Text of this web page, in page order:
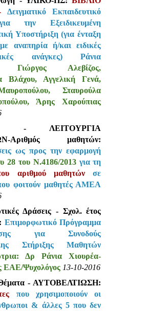
Δειγματικό Εκπαιδευτικό
την Εξειδικευμένη
Υποστήριξη (για ένταξη
αναπηρία ή/και ειδικές
ανάγκες)Ράνια
Γιώργος Αλεβίζος,
Βλάχου, Αγγελική Γενά,
Σταυρούλα
Άρης Χαρούπιας
- ΛΕΙΤΟΥΡΓΙΑ
Αριθμός μαθητών:
ως προς την εφαρμογή
28 του Ν.4186/2013για τη
αριθμού μαθητώνσε
φοιτούν μαθητές ΑΜΕΑ
Δράσεις - Σχολ. έτος
Επιμορφωτικό Πρόγραμμα
για Συνοδούς
Στήριξης Μαθητών
Δρ Ράνια Χιουρέα-
ΕΑΕ/Ψυχολόγος 13-10-2016
- ΑΥΤΟΒΕΛΤΙΩΣΗ:
που χρησιμοποιούν οι
& άλλες 5 που δεν